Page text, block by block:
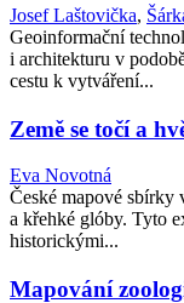
Josef Laštovička,
Geoinformační
i architekturu v
cestu k vytváření...
Země se točí a
Eva Novotná
České mapové sbírky
a křehké glóby. Tyto
historickými...
Mapování